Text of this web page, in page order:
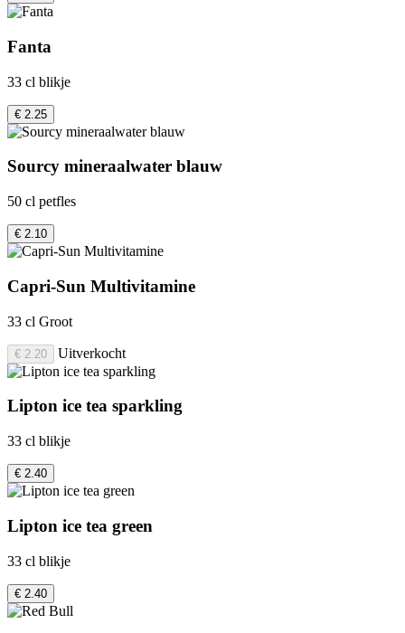
Fanta
33 cl blikje
€ 2.25
Sourcy mineraalwater blauw
50 cl petfles
€ 2.10
Capri-Sun Multivitamine
33 cl Groot
€ 2.20 Uitverkocht
Lipton ice tea sparkling
33 cl blikje
€ 2.40
Lipton ice tea green
33 cl blikje
€ 2.40